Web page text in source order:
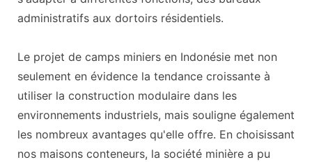
administratifs aux dortoirs résidentiels.
Le projet de camps miniers en Indonésie met non
seulement en évidence la tendance croissante à
utiliser la construction modulaire dans les
environnements industriels, mais souligne également
les nombreux avantages qu'elle offre. En choisissant
nos maisons conteneurs, la société minière a pu